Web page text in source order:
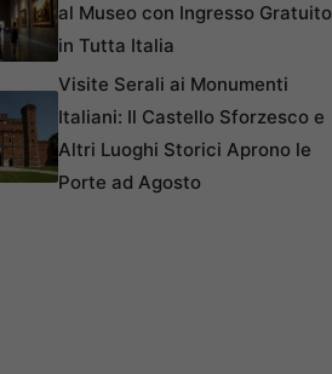
al Museo con Ingresso Gratuito
in Tutta Italia
Visite Serali ai Monumenti
Italiani: Il Castello Sforzesco e
Altri Luoghi Storici Aprono le
Porte ad Agosto